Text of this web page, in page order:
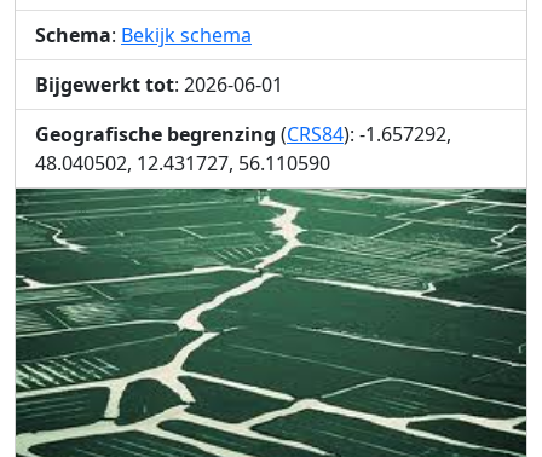
Schema: Bekijk schema
Bijgewerkt tot: 2026-06-01
Geografische begrenzing (CRS84): -1.657292,
48.040502, 12.431727, 56.110590